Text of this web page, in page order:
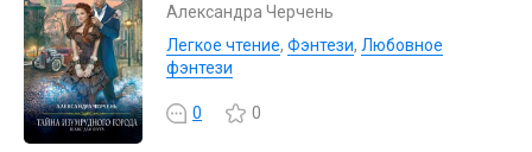
Александра Черчень
Легкое чтение, Фэнтези, Любовное
фэнтези
0 0